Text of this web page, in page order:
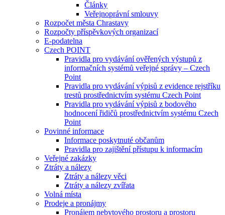
Články
Veřejnoprávní smlouvy
Rozpočet města Chrastavy
Rozpočty příspěvkových organizací
E-podatelna
Czech POINT
Pravidla pro vydávání ověřených výstupů z
informačních systémů veřejné správy – Czech
Point
Pravidla pro vydávání výpisů z evidence rejstříku
trestů prostřednictvím systému Czech Point
Pravidla pro vydávání výpisů z bodového
hodnocení řidičů prostřednictvím systému Czech
Point
Povinné informace
Informace poskytnuté občanům
Pravidla pro zajištění přístupu k informacím
Veřejné zakázky
Ztráty a nálezy
Ztráty a nálezy věci
Ztráty a nálezy zvířata
Volná místa
Prodeje a pronájmy
Pronájem nebytového prostoru a prostoru